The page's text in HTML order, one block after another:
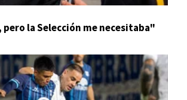
la Selección me necesitaba"